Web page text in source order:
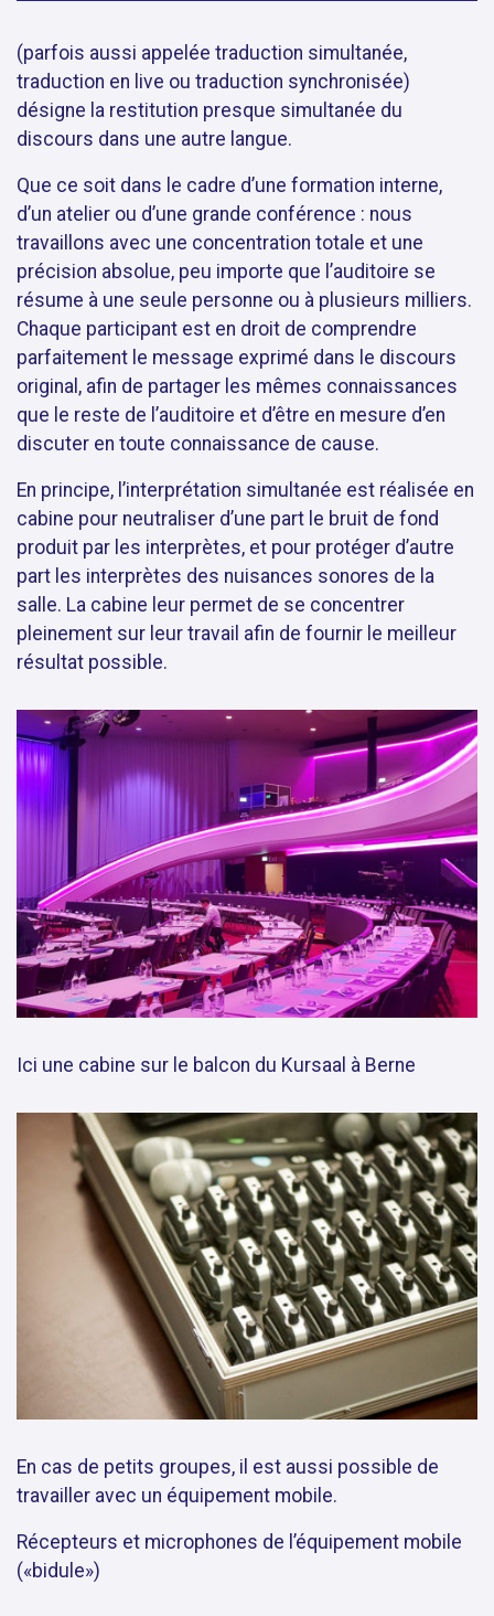
(parfois aussi appelée traduction simultanée,
traduction en live ou traduction synchronisée)
désigne la restitution presque simultanée du
discours dans une autre langue.
Que ce soit dans le cadre d’une formation interne,
d’un atelier ou d’une grande conférence : nous
travaillons avec une concentration totale et une
précision absolue, peu importe que l’auditoire se
résume à une seule personne ou à plusieurs milliers.
Chaque participant est en droit de comprendre
parfaitement le message exprimé dans le discours
original, afin de partager les mêmes connaissances
que le reste de l’auditoire et d’être en mesure d’en
discuter en toute connaissance de cause.
En principe, l’interprétation simultanée est réalisée en
cabine pour neutraliser d’une part le bruit de fond
produit par les interprètes, et pour protéger d’autre
part les interprètes des nuisances sonores de la
salle. La cabine leur permet de se concentrer
pleinement sur leur travail afin de fournir le meilleur
résultat possible.
Ici une cabine sur le balcon du Kursaal à Berne
En cas de petits groupes, il est aussi possible de
travailler avec un équipement mobile.
Récepteurs et microphones de l’équipement mobile
(«bidule»)